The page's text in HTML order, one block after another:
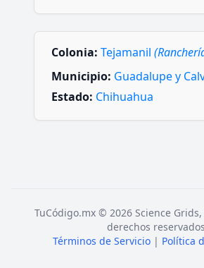
Colonia: Tejamanil
Municipio: Guadalupe y
Estado: Chihuahua
TuCódigo.mx © 2026 Science
derechos
Términos de Servicio | Política